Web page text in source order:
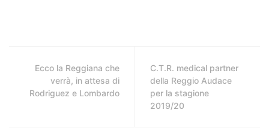
Ecco la Reggiana che
verrà, in attesa di
Rodriguez e Lombardo
C.T.R. medical partner
della Reggio Audace
per la stagione
2019/20